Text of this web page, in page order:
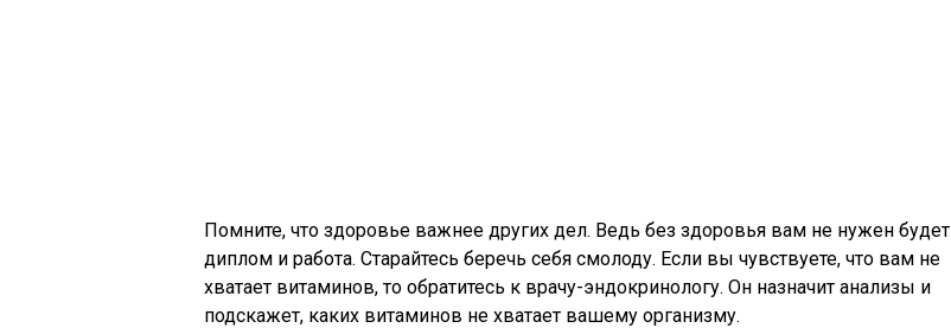
Помните, что здоровье важнее других дел. Ведь без здоровья вам не нужен будет
диплом и работа. Старайтесь беречь себя смолоду. Если вы чувствуете, что вам не
хватает витаминов, то обратитесь к врачу-эндокринологу. Он назначит анализы и
подскажет, каких витаминов не хватает вашему организму.